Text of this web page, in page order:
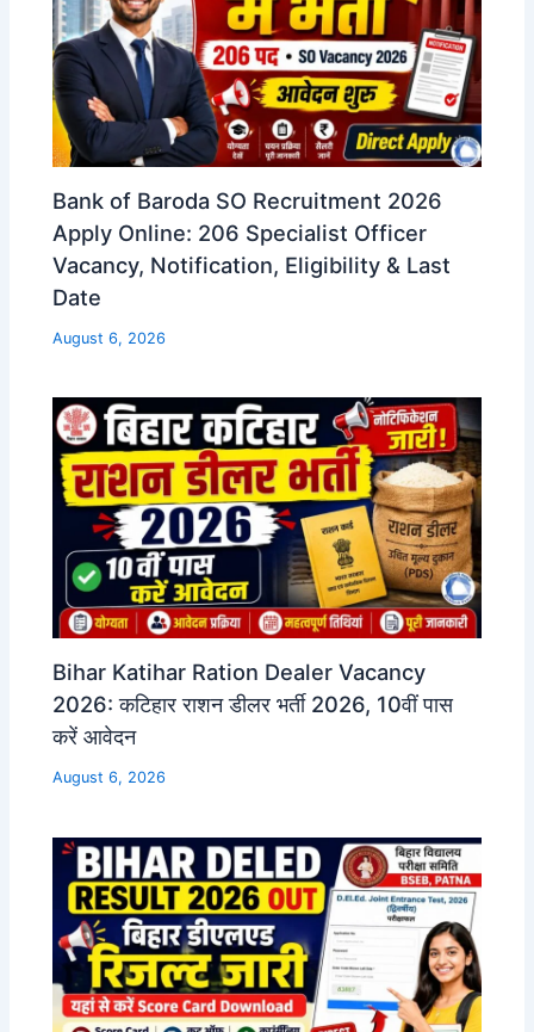
Bank of Baroda SO Recruitment 2026
Apply Online: 206 Specialist Officer
Vacancy, Notification, Eligibility & Last
Date
August 6, 2026
Bihar Katihar Ration Dealer Vacancy
2026: कटिहार राशन डीलर भर्ती 2026, 10वीं पास
करें आवेदन
August 6, 2026